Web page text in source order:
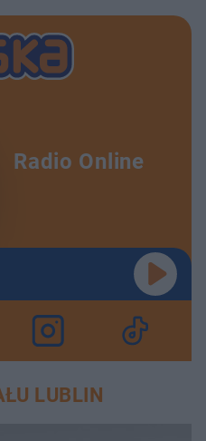
Radio Online
LUBLIN